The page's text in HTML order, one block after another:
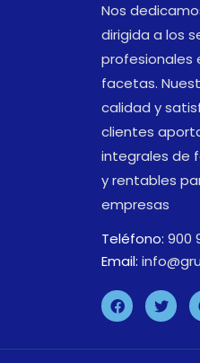
Nos
dirigida a los
profesionales
facetas.
calidad y
clientes
integrales de
y rentables
empresas
Teléfono:900
Email: